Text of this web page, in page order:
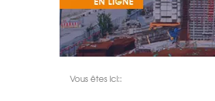
Vous êtes ici::